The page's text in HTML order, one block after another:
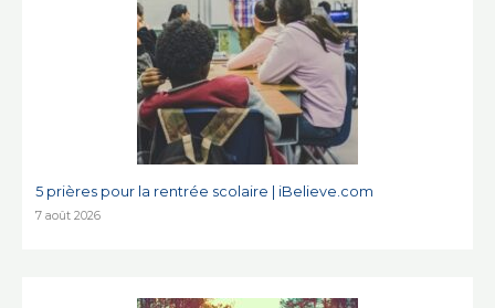
5 prières pour la rentrée scolaire | iBelieve.com
7 août 2026